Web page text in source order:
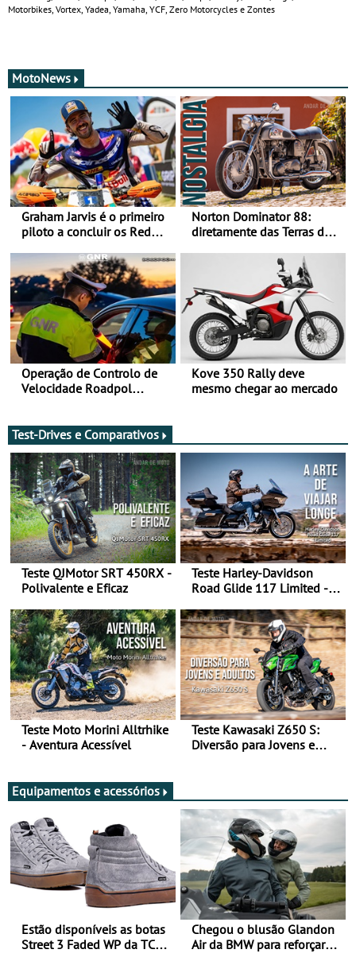
Motorbikes, Vortex, Yadea, Yamaha, YCF, Zero Motorcycles e Zontes
MotoNews
Graham Jarvis é o primeiro
piloto a concluir os Red
moto elétrica
Norton Dominator 88:
diretamente das Terras de
Operação de Controlo de
Velocidade Roadpol
Kove 350 Rally deve
mesmo chegar ao mercado
Test-Drives e Comparativos
Teste QJMotor SRT 450RX -
Polivalente e Eficaz
Teste Harley-Davidson
Road Glide 117 Limited - A
Teste Moto Morini Alltrhike
- Aventura Acessível
Teste Kawasaki Z650 S:
Diversão para Jovens e
Equipamentos e acessórios
Estão disponíveis as botas
Street 3 Faded WP da TCX
Chegou o blusão Glandon
Air da BMW para reforçar